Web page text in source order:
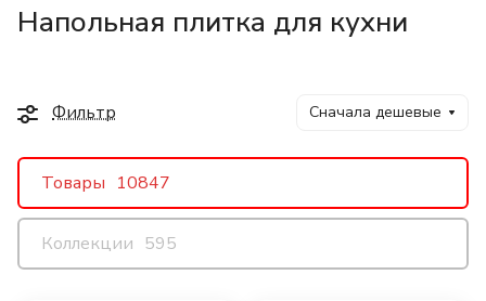
Напольная плитка для кухни
Фильтр Сначала дешевые
Товары 10847
Коллекции 595